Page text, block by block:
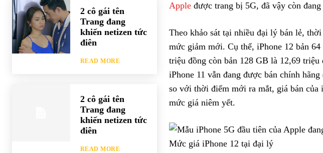
2 cô gái tên
Trang đang
khiến netizen tức
điên
READ MORE
2 cô gái tên
Trang đang
khiến netizen tức
điên
READ MORE
Appleđược trang bị 5G, đã vậy còn
Theo khảo sát tại nhiều đại lý bán lẻ,
mức giảm mới. Cụ thể, iPhone 12 bản
triệu đồng còn bản 128 GB là 12,69
iPhone 11 vẫn đang được bán chính
so với thời điểm mới ra mắt, giá bán
mức giá niêm yết.
Mức giá iPhone 12 tại đại lý